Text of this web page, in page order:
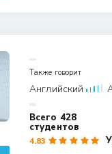
Также говорит
Английский
428 Всего
студентов
4.83